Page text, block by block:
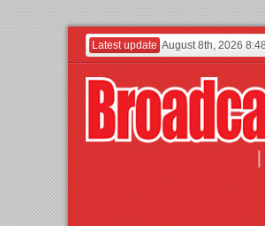
Latest update August 8th, 2026